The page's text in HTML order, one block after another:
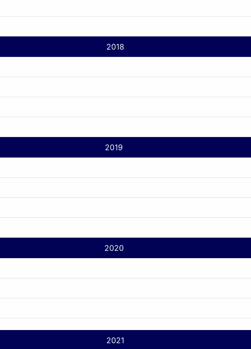
2018
2019
2020
2021